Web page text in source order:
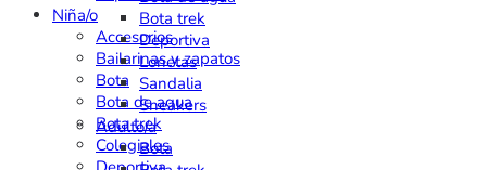
Niña/o
Accesorios
Bailarinas y zapatos
Bota
Bota de agua
Bota trek
Colegiales
Bota trek
Deportiva
Lonetas
Sandalia
Sneakers
Adulto/a
Bota